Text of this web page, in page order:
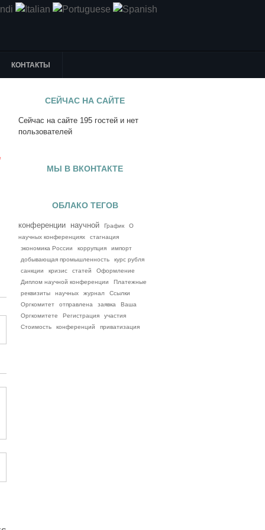
КОНТАКТЫ
СЕЙЧАС НА САЙТЕ
Сейчас на сайте 195 гостей и нет
пользователей
МЫ В ВКОНТАКТЕ
ОБЛАКО ТЕГОВ
конференции научной График
О
научных конференциях
стагнация
экономика России
коррупция
импорт
добывающая промышленность
курс рубля
санкции
кризис статей
Оформление
Диплом научной конференции
Платежные
реквизиты
научных журнал
Ссылки
Оргкомитет
отправлена заявка
Ваша
Оргкомитете
Регистрация
участия
Стоимость
конференций приватизация